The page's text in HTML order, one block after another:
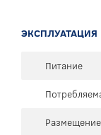
ЭКСПЛУАТАЦИЯ
Питание
Размещение